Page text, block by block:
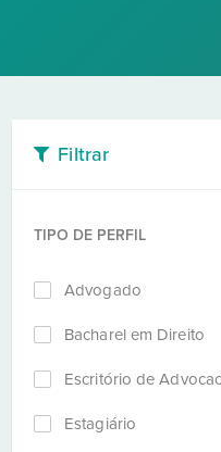
Filtrar
TIPO DE PERFIL
Advogado
Bacharel em Direito
Escritório de
Estagiário